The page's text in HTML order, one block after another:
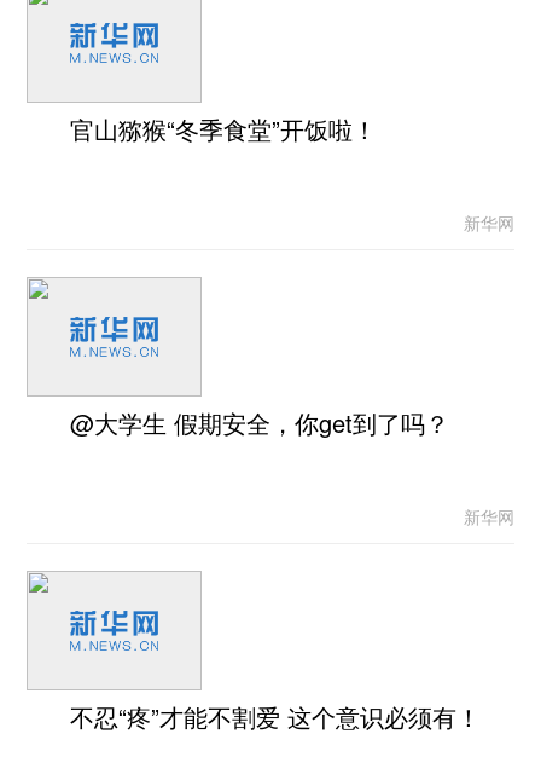
官山猕猴“冬季食堂”开饭啦！
新华网
@大学生 假期安全，你get到了吗？
新华网
不忍“疼”才能不割爱 这个意识必须有！